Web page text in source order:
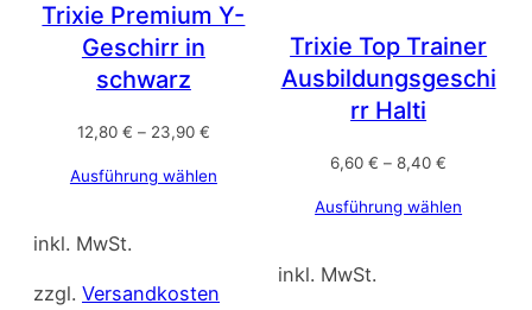
Trixie Premium Y-
Geschirr in
schwarz
12,80 € – 23,90 €
Ausführung wählen
inkl. MwSt.
zzgl. Versandkosten
Trixie Top Trainer
Ausbildungsgeschi
rr Halti
6,60€ –8,40€
Ausführung wählen
inkl. MwSt.